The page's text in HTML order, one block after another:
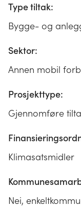
Type tiltak:
Bygge- og
Sektor:
Annen mobil
Prosjekttype:
Gjennomføre
Klimasatsmidler
Nei,